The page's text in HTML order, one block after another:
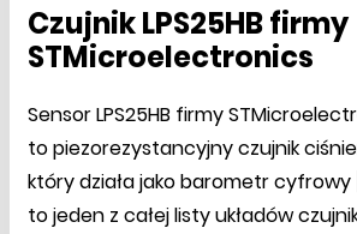
Czujnik LPS25HB firmy
STMicroelectronics
Sensor LPS25HB firmy
to piezorezystancyjny czujnik
który działa jako barometr
to jeden z całej listy układów